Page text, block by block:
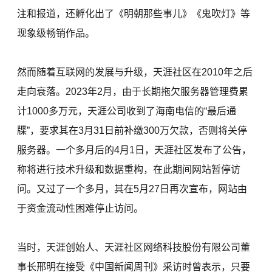
注和报道，还孵化出了《明朝那些事儿》《鬼吹灯》等
现象级畅销作品。
然而随着互联网的发展与升级，天涯社区在2010年之后
走向衰落。2023年2月，由于长期拖欠服务器管理费累
计1000多万元，天涯公司收到了海南电信的“最后通
牒”，要求其在3月31日前补缴300万欠款，否则将关停
服务器。一个多月后的4月1日，天涯社区发布了公告，
称将进行技术升级和数据重构，在此期间网站暂停访
问。又过了一个多月，其在5月27日再次宣布，网站由
于资金流动性困难停止访问。
当时，天涯创始人、天涯社区网络科技股份有限公司董
事长邢明在接受《中国新闻周刊》采访时曾表示，只要